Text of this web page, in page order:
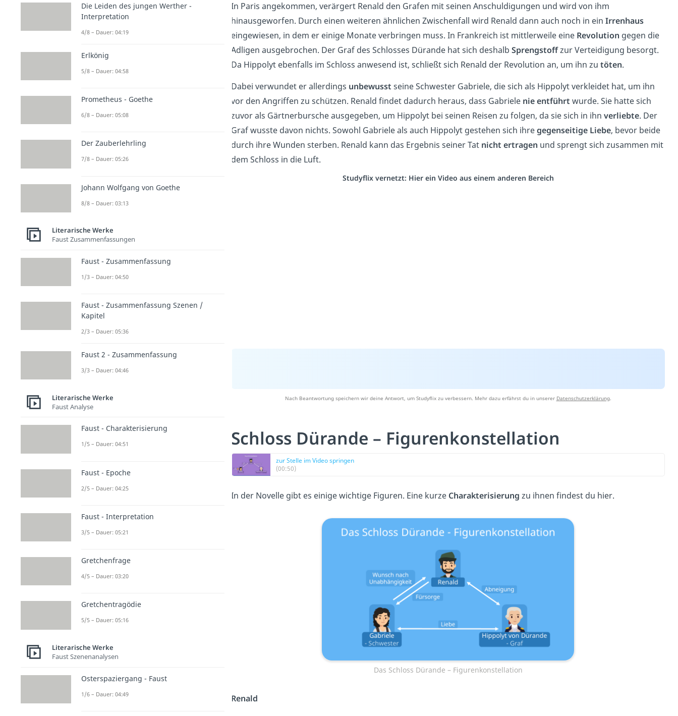
In Paris angekommen, verärgert Renald den Grafen mit seinen Anschuldigungen und wird von ihm
hinausgeworfen. Durch einen weiteren ähnlichen Zwischenfall wird Renald dann auch noch in ein Irrenhaus
eingewiesen, in dem er einige Monate verbringen muss. In Frankreich ist mittlerweile eine Revolution gegen die
Adligen ausgebrochen. Der Graf des Schlosses Dürande hat sich deshalb Sprengstoffzur Verteidigung besorgt.
Da Hippolyt ebenfalls im Schloss anwesend ist, schließt sich Renald der Revolution an, um ihn zu töten.
Dabei verwundet er allerdings unbewusst seine Schwester Gabriele, die sich als Hippolyt verkleidet hat, um ihn
vor den Angriffen zu schützen. Renald findet dadurch heraus, dass Gabriele nie entführt wurde. Sie hatte sich
zuvor als Gärtnerbursche ausgegeben, um Hippolyt bei seinen Reisen zu folgen, da sie sich in ihn verliebte. Der
Graf wusste davon nichts. Sowohl Gabriele als auch Hippolyt gestehen sich ihregegenseitige Liebe, bevor beide
durch ihre Wunden sterben. Renald kann das Ergebnis seiner Tat nicht ertragen und sprengt sich zusammen mit
dem Schloss in die Luft.
Studyflix vernetzt: Hier ein Video aus einem anderen Bereich
Nach Beantwortung speichern wir deine Antwort, um Studyflix zu verbessern. Mehr dazu erfährst du in unserer Datenschutzerklärung.
Schloss Dürande – Figurenkonstellation
zur Stelle im Video springen
(00:50)
In der Novelle gibt es einige wichtige Figuren. Eine kurze Charakterisierung zu ihnen findest du hier.
Das Schloss Dürande – Figurenkonstellation
Renald
Die Leiden des jungen Werther -
Interpretation
4/8 – Dauer: 04:19
Erlkönig
5/8 – Dauer: 04:58
Prometheus - Goethe
6/8 – Dauer: 05:08
Der Zauberlehrling
7/8 – Dauer: 05:26
Johann Wolfgang von Goethe
8/8 – Dauer: 03:13
Literarische Werke
Faust Zusammenfassungen
Faust - Zusammenfassung
1/3 – Dauer: 04:50
Faust - Zusammenfassung Szenen /
Kapitel
2/3 – Dauer: 05:36
Faust 2 - Zusammenfassung
3/3 – Dauer: 04:46
Literarische Werke
Faust Analyse
Faust - Charakterisierung
1/5 – Dauer: 04:51
Faust - Epoche
2/5 – Dauer: 04:25
Faust - Interpretation
3/5 – Dauer: 05:21
Gretchenfrage
4/5 – Dauer: 03:20
Gretchentragödie
5/5 – Dauer: 05:16
Literarische Werke
Faust Szenenanalysen
Osterspaziergang - Faust
1/6 – Dauer: 04:49